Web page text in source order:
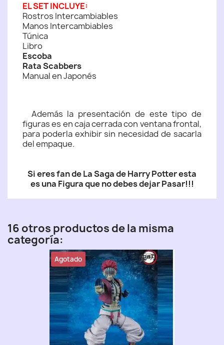
EL SET INCLUYE:
Rostros Intercambiables
Manos Intercambiables
Túnica
Libro
Escoba
Rata Scabbers
Manual en Japonés
Además la presentación de este tipo de
figuras es en caja cerrada con ventana frontal,
para poderla exhibir sin necesidad de sacarla
del empaque.
Si eres fan de La Saga de Harry Potter esta
es una Figura que no debes dejar Pasar!!!
16 otros productos de la misma
categoría:
Agotado